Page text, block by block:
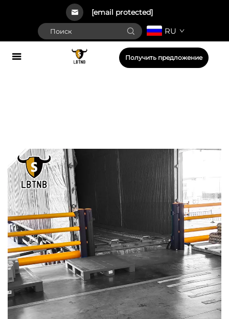
[email protected]
RU
Получить предложение